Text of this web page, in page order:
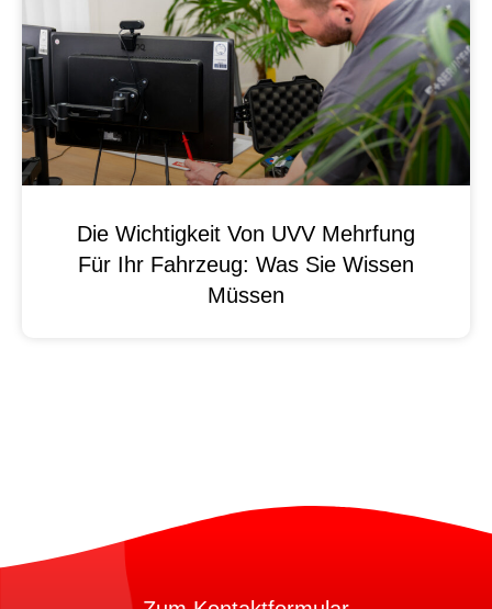
Die Wichtigkeit Von UVV Mehrfung
Für Ihr Fahrzeug: Was Sie Wissen
Müssen